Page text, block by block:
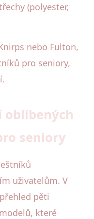
(polyester,
nebo Fulton,
pro seniory,
oblíbených
seniory
uživatelům. V
pěti
které